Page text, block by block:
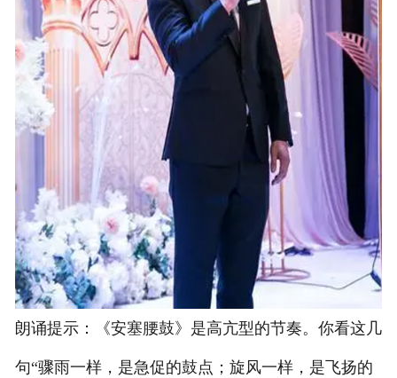
朗诵提示：《安塞腰鼓》是高亢型的节奏。你看这几
句“骤雨一样，是急促的鼓点；旋风一样，是飞扬的